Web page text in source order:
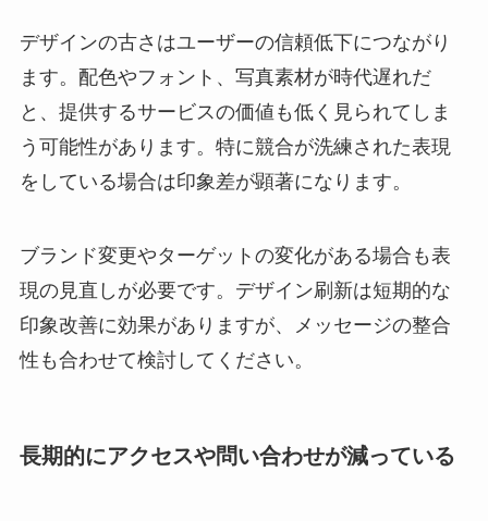
デザインの古さはユーザーの信頼低下につながり
ます。配色やフォント、写真素材が時代遅れだ
と、提供するサービスの価値も低く見られてしま
う可能性があります。特に競合が洗練された表現
をしている場合は印象差が顕著になります。
ブランド変更やターゲットの変化がある場合も表
現の見直しが必要です。デザイン刷新は短期的な
印象改善に効果がありますが、メッセージの整合
性も合わせて検討してください。
長期的にアクセスや問い合わせが減っている